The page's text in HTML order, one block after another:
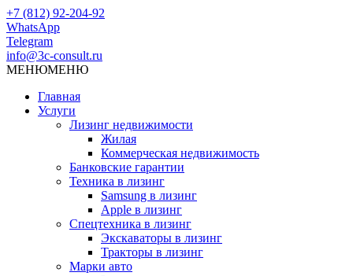
+7 (812) 92-204-92
WhatsApp
Telegram
info@3c-consult.ru
МЕНЮМЕНЮ
Главная
Услуги
Лизинг недвижимости
Жилая
Коммерческая недвижимость
Банковские гарантии
Техника в лизинг
Samsung в лизинг
Apple в лизинг
Спецтехника в лизинг
Экскаваторы в лизинг
Тракторы в лизинг
Марки авто